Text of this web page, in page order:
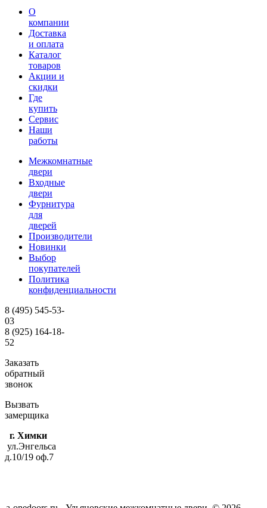
О
компании
Доставка
и оплата
Каталог
товаров
Акции и
скидки
Где
купить
Сервис
Наши
работы
Межкомнатные
двери
Входные
двери
Фурнитура
для
дверей
Производители
Новинки
Выбор
покупателей
Политика
конфиденциальности
8 (495) 545-53-
03
8 (925) 164-18-
52
Заказать
обратный
звонок
Вызвать
замерщика
г. Химки
ул.Энгельса
д.10/19 оф.7